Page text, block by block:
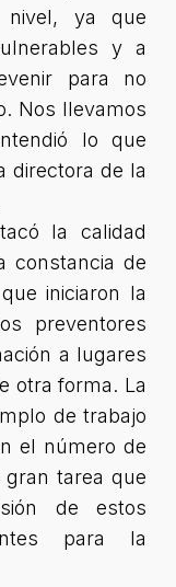
ya que
y a
para no
Nos llevamos
lo que
directora de la
la calidad
constancia de
iniciaron la
preventores
a lugares
otra forma. La
de trabajo
el número de
tarea que
de estos
para la